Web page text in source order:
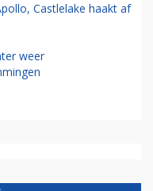
Castlelake haakt af
weer